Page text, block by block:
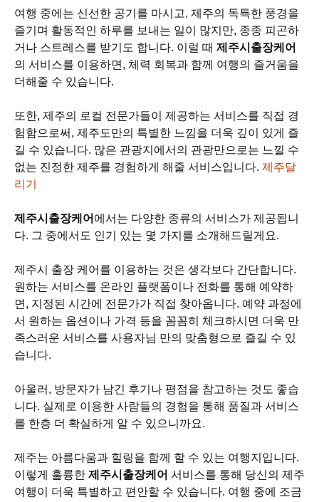
여행 중에는 신선한 공기를 마시고, 제주의 독특한 풍경을
즐기며 활동적인 하루를 보내는 일이 많지만, 종종 피곤하
거나 스트레스를 받기도 합니다. 이럴 때 제주시출장케어
의 서비스를 이용하면, 체력 회복과 함께 여행의 즐거움을
더해줄 수 있습니다.
또한, 제주의 로컬 전문가들이 제공하는 서비스를 직접 경
험함으로써, 제주도만의 특별한 느낌을 더욱 깊이 있게 즐
길 수 있습니다. 많은 관광지에서의 관광만으로는 느낄 수
없는 진정한 제주를 경험하게 해줄 서비스입니다. 제주달
리기
제주시출장케어 에서는 다양한 종류의 서비스가 제공됩니
다. 그 중에서도 인기 있는 몇 가지를 소개해드릴게요.
제주시 출장 케어를 이용하는 것은 생각보다 간단합니다.
원하는 서비스를 온라인 플랫폼이나 전화를 통해 예약하
면, 지정된 시간에 전문가가 직접 찾아옵니다. 예약 과정에
서 원하는 옵션이나 가격 등을 꼼꼼히 체크하시면 더욱 만
족스러운 서비스를 사용자님 만의 맞춤형으로 즐길 수 있
습니다.
아울러, 방문자가 남긴 후기나 평점을 참고하는 것도 좋습
니다. 실제로 이용한 사람들의 경험을 통해 품질과 서비스
를 한층 더 확실하게 알 수 있으니까요.
제주는 아름다움과 힐링을 함께 할 수 있는 여행지입니다.
이렇게 훌륭한 제주시출장케어 서비스를 통해 당신의 제주
여행이 더욱 특별하고 편안할 수 있습니다. 여행 중에 조금